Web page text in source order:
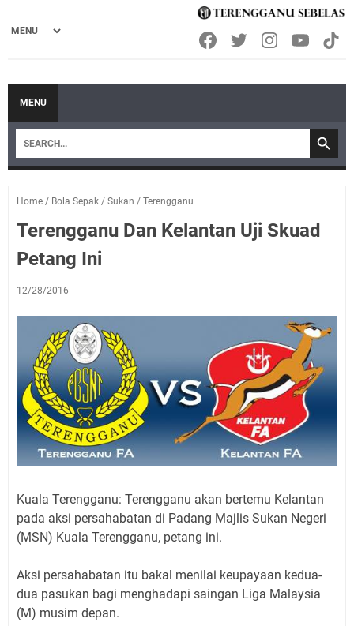
MENU
Home / Bola Sepak / Sukan / Terengganu
Terengganu Dan Kelantan Uji Skuad
Petang Ini
12/28/2016
Kuala Terengganu: Terengganu akan bertemu Kelantan
pada aksi persahabatan di Padang Majlis Sukan Negeri
(MSN) Kuala Terengganu, petang ini.
Aksi persahabatan itu bakal menilai keupayaan kedua-
dua pasukan bagi menghadapi saingan Liga Malaysia
(M) musim depan.